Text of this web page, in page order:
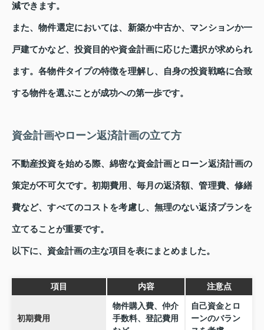
減できます。
また、物件選定においては、新築か中古か、マンションか一
戸建てかなど、投資目的や資金計画に応じた選択が求められ
ます。各物件タイプの特徴を理解し、自身の投資戦略に合致
する物件を選ぶことが成功への第一歩です。
資金計画やローン返済計画の立て方
不動産投資を始める際、綿密な資金計画とローン返済計画の
策定が不可欠です。初期費用、毎月の返済額、管理費、修繕
費など、すべてのコストを考慮し、無理のない返済プランを
立てることが重要です。
以下に、資金計画の主な項目を表にまとめました。
項目 内容 注意点
初期費用
物件購入費、仲介
手数料、登記費用
自己資金とロ
ーンのバラン